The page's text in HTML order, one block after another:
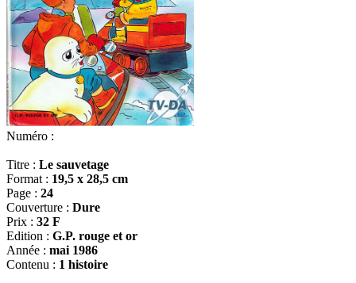
Numéro :
Titre : Le sauvetage
Format : 19,5 x 28,5 cm
Page : 24
Couverture : Dure
Prix : 32 F
Edition : G.P. rouge et or
Année : mai 1986
Contenu : 1 histoire